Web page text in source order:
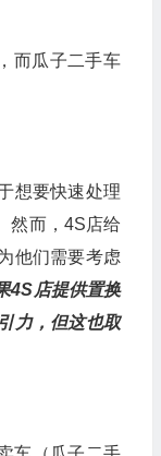
而瓜子二手车
想要快速处理
然而，4S店给
他们需要考虑
4S店提供置换
力，但这也取